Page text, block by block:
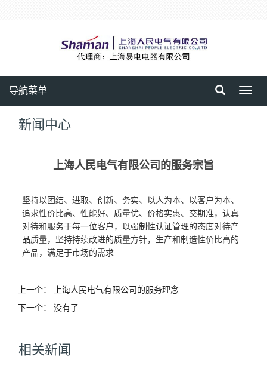
导航菜单
新闻中心
上海人民电气有限公司的服务宗旨
坚持以团结、进取、创新、务实、以人为本、以客户为本、
追求性价比高、性能好、质量优、价格实惠、交期准，认真
对待和服务于每一位客户，以强制性认证管理的态度对待产
品质量，坚持持续改进的质量方针，生产和制造性价比高的
产品，满足于市场的需求
上一个：
上海人民电气有限公司的服务理念
下一个： 没有了
相关新闻